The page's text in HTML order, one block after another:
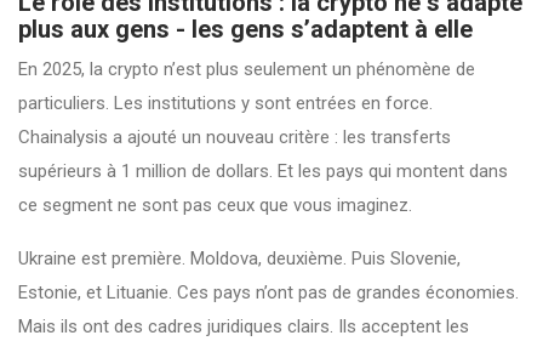
plus aux gens - les gens s’adaptent à elle
En 2025, la crypto n’est plus seulement un phénomène de
particuliers. Les institutions y sont entrées en force.
Chainalysis a ajouté un nouveau critère : les transferts
supérieurs à 1 million de dollars. Et les pays qui montent dans
ce segment ne sont pas ceux que vous imaginez.
Ukraine est première. Moldova, deuxième. Puis Slovenie,
Estonie, et Lituanie. Ces pays n’ont pas de grandes économies.
Mais ils ont des cadres juridiques clairs. Ils acceptent les